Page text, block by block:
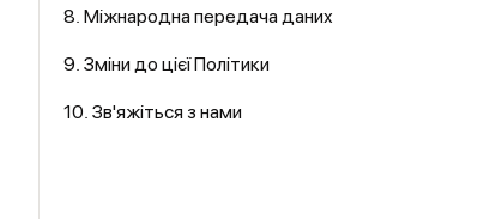
8. Міжнародна передача даних
9. Зміни до цієї Політики
10. Зв'яжіться з нами